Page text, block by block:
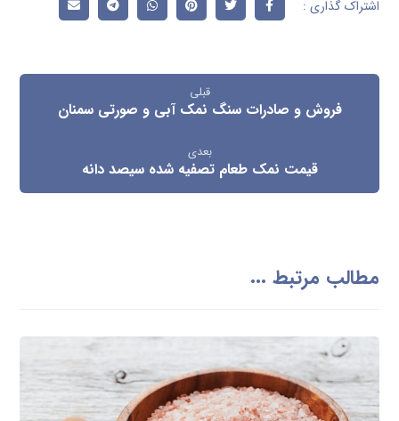
قبلی
فروش و صادرات سنگ نمک آبی و صورتی سمنان
بعدی
قیمت نمک طعام تصفیه شده سیصد دانه
مطالب مرتبط ...